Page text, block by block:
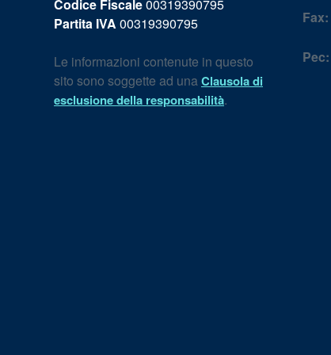
Codice Fiscale00319390795
Partita IVA 00319390795
Le informazioni contenute in questo
sito sono soggette ad unaClausola di
esclusione della responsabilità.
Fax:
Pec: